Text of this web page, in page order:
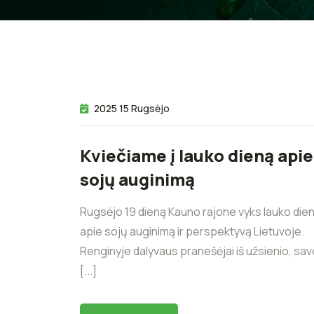
2025 15 Rugsėjo
Kviečiame į lauko dieną apie
sojų auginimą
Rugsėjo 19 dieną Kauno rajone vyks lauko
apie sojų auginimą ir perspektyvą Lietuvoje.
Renginyje dalyvaus pranešėjai iš užsienio,
[...]